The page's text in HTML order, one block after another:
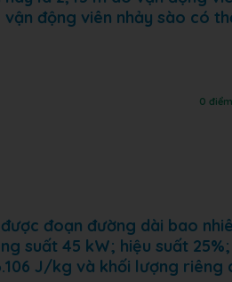
động viên nhảy sào có
0 điểm
đoạn đường dài bao
suất 45 kW; hiệu suất 25%;
J/kg và khối lượng riêng